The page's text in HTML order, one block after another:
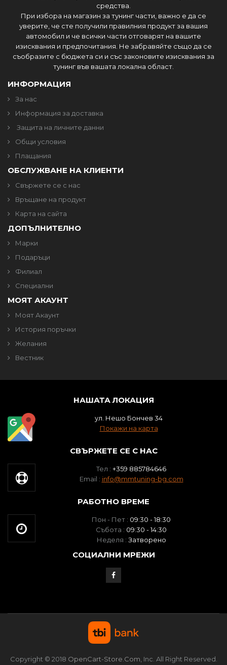
средства.
При избора на магазин за тунинг части, важно е да се
уверите, че сте получили правилния продукт за вашия
автомобил и че всички части отговарят на вашите
изисквания и предпочитания. Не забравяйте също да се
съобразите с бюджета си и със законовите изисквания за
тунинг във вашата локална област.
ИНФОРМАЦИЯ
За нас
Информация за доставка
Защита на личните данни
Общи условия
Плащания
ОБСЛУЖВАНЕ НА КЛИЕНТИ
Свържете се с нас
Връщане на продукт
Карта на сайта
ДОПЪЛНИТЕЛНО
Марки
Подаръци
Филиал
Специални
МОЯТ АКАУНТ
Моят Акаунт
История поръчки
Желания
Вестник
НАШАТА ЛОКАЦИЯ
ул. Нешо Бончев 34
Покажи на карта
СВЪРЖЕТЕ СЕ С НАС
Тел : +359 885784646
Email : info@mmtuning-bg.com
РАБОТНО ВРЕМЕ
Пон - Пет : 09:30 - 18:30
Събота : 09:30 - 14:30
Неделя : Затворено
СОЦИАЛНИ МРЕЖИ
Copyright © 2018 OpenCart-Store.com , Inc. All Right Reserved.